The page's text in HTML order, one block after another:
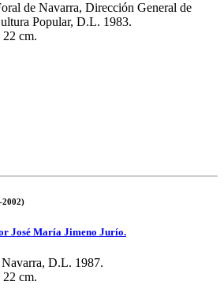
de Navarra, Dirección General de
Popular, D.L. 1983.
cm.
2002)
José María Jimeno Jurío.
D.L. 1987.
cm.